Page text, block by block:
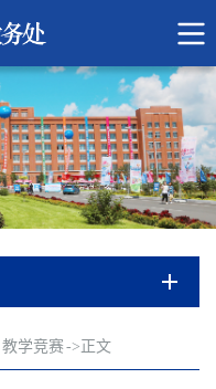
教学竞赛-> 正文